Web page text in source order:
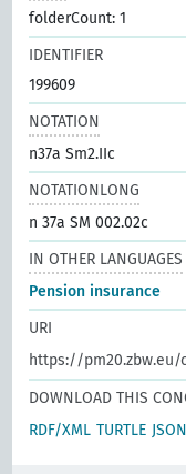
folderCount: 1
IDENTIFIER
199609
NOTATION
n37a Sm2.IIc
NOTATIONLONG
n 37a SM 002.02c
IN OTHER LANGUAGES
Pension insurance
URI
https://
DOWNLOAD THIS
RDF/XML TURTLE